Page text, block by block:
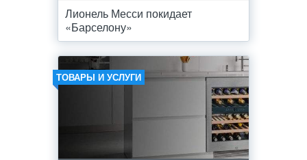
Лионель Месси покидает
«Барселону»
ТОВАРЫ И УСЛУГИ